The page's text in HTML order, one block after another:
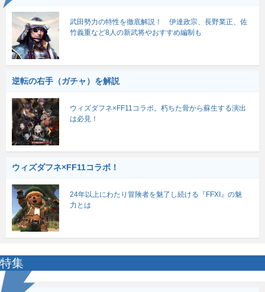
武田勢力の特性を徹底解説！ 伊達政宗、長野業正、佐
竹義重など8人の新武将やおすすめ編制も
逆転の右手（ガチャ）を解説
ウィズダフネ×FF11コラボ。朽ちた骨から蘇生する演出
は必見！
ウィズダフネ×FF11コラボ！
24年以上にわたり冒険者を魅了し続ける『FFXI』の魅
力とは
特集